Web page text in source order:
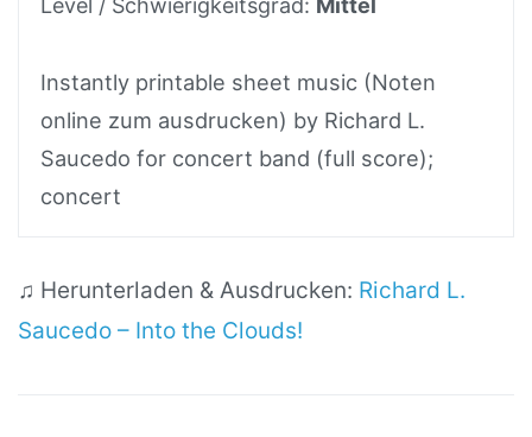
Level / Schwierigkeitsgrad: Mittel
Instantly printable sheet music (Noten
online zum ausdrucken) by Richard L.
Saucedo for concert band (full score);
concert
♫ Herunterladen & Ausdrucken: Richard L.
Saucedo – Into the Clouds!